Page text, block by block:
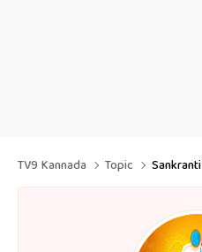
TV9 Kannada Topic Sankranti